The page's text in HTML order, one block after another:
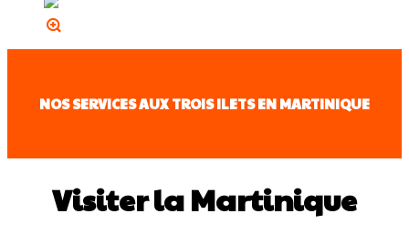
NOS SERVICES AUX TROIS ILETS EN MARTINIQUE
Visiter la Martinique